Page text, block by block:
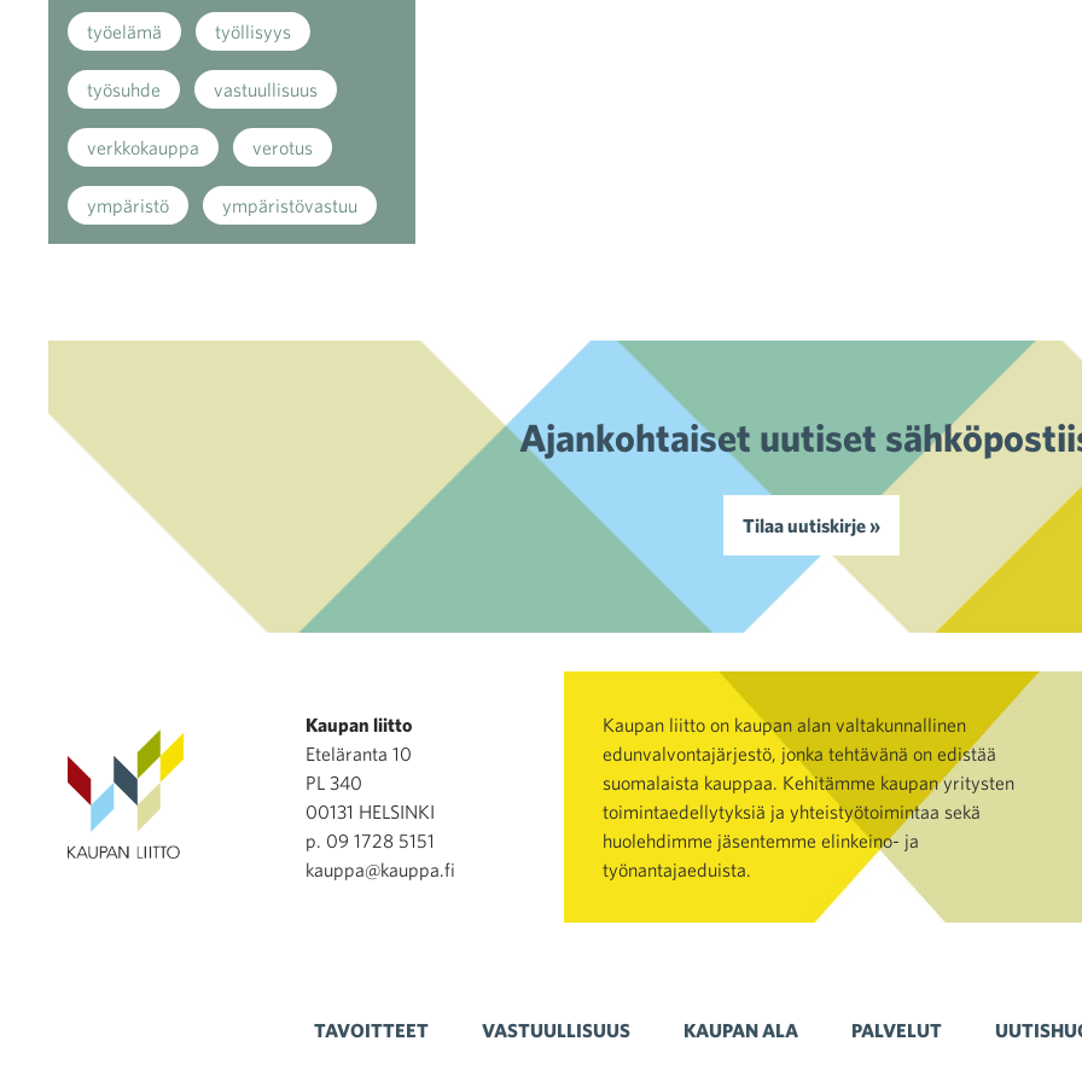
työelämä työllisyys
työsuhde vastuullisuus
verkkokauppa verotus
ympäristö ympäristövastuu
Ajankohtaiset uutiset
Tilaa uutiskirje »
Kaupan liitto
Eteläranta 10
PL 340
00131 HELSINKI
p. 09 1728 5151
kauppa@kauppa.fi
Kaupan liitto on kaupan alan valtakunnallinen
edunvalvontajärjestö, jonka tehtävänä on edistää
suomalaista kauppaa. Kehitämme kaupan yritysten
toimintaedellytyksiä ja yhteistyötoimintaa sekä
huolehdimme jäsentemme elinkeino- ja
työnantajaeduista.
TAVOITTEET VASTUULLISUUS KAUPAN ALA PALVELUT